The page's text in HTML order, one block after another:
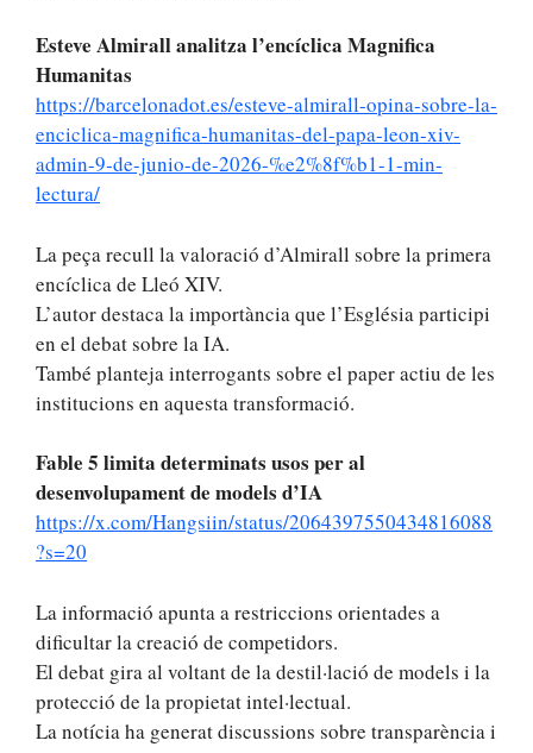
Esteve Almirall analitza l’encíclica Magnifica
Humanitas
https://barcelonadot.es/esteve-almirall-opina-sobre-la-
enciclica-magnifica-humanitas-del-papa-leon-xiv-
admin-9-de-junio-de-2026-%e2%8f%b1-1-min-
lectura/
La peça recull la valoració d’Almirall sobre la primera
encíclica de Lleó XIV.
L’autor destaca la importància que l’Església participi
en el debat sobre la IA.
També planteja interrogants sobre el paper actiu de les
institucions en aquesta transformació.
Fable 5 limita determinats usos per al
desenvolupament de models d’IA
https://x.com/Hangsiin/status/2064397550434816088
?s=20
La informació apunta a restriccions orientades a
dificultar la creació de competidors.
El debat gira al voltant de la destil·lació de models i la
protecció de la propietat intel·lectual.
La notícia ha generat discussions sobre transparència i